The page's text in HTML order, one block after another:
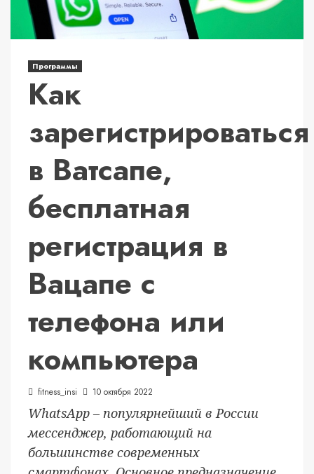
Программы
Как
зарегистрироваться
в Ватсапе,
бесплатная
регистрация в
Вацапе с
телефона или
компьютера
fitness_insi 10 октября 2022
WhatsApp – популярнейший в России
мессенджер, работающий на
большинстве современных